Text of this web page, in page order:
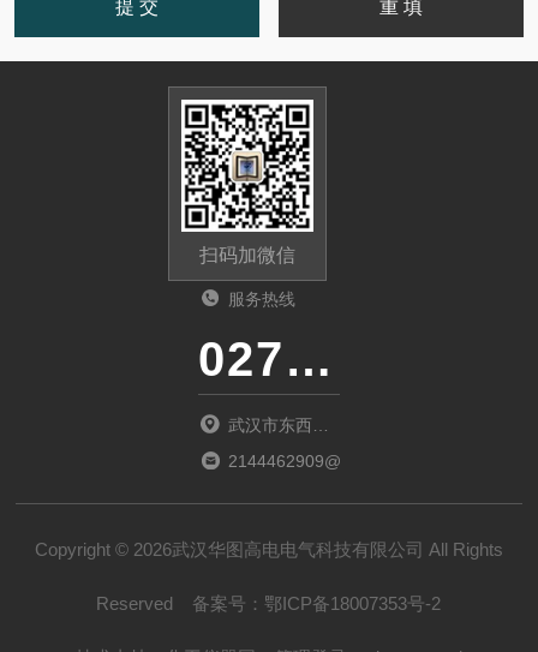
扫码加微信
服务热线
027-86536268
武汉市东西湖
区环湖中路源
2144462909@qq.com
Copyright © 2026武汉华图高电电气科技有限公司 All Rights
Reserved 备案号：鄂ICP备18007353号-2